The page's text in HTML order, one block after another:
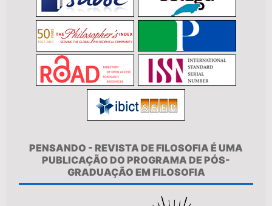
PENSANDO - REVISTA DE FILOSOFIA É UMA
PUBLICAÇÃO DO PROGRAMA DE PÓS-
GRADUAÇÃO EM FILOSOFIA